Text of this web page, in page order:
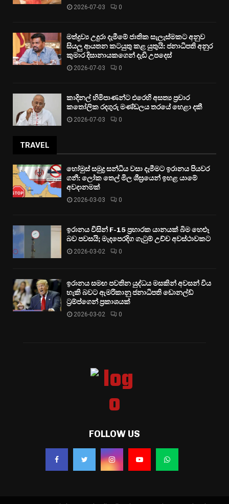
2026-07-03 0
මත්ද්‍රව්‍ය උදුරා දැමීමේ ජාතික සැලැස්මකට අනුව
සියලු ආයතන කටයුතු කළ යුතුයි: ජනාධිපති අනුර
කුමාර දිසානායකගෙන් දැඩි උපදෙස්
2026-07-03 0
කාදිනල් හිමිපාණන්ට එරෙහි අසත්‍ය ප්‍රචාර
කතෝලික රදගුරු මණ්ඩලය තරයේ හෙළා දකී
2026-07-03 0
TRAVEL
හෝමුස් සමුද්‍ර සන්ධිය වසා දැමීමට ඉරානය පියවර
ගනී: ලෝක තෙල් මිල ශීඝ්‍රයෙන් ඉහළ යාමේ
අවදානමක්
2026-03-03 0
ඉරානය විසින් F-15 ප්‍රහාරක යානයක් බිම හෙළූ
බව පවසයි; මැදපෙරදිග ගැටුම් උච්ච අවස්ථාවකට
2026-03-02 0
ඉරානය සමඟ පවතින යුද්ධය මසකින් අවසන් විය
හැකි බවට ඇමරිකානු ජනාධිපති ඩොනල්ඩ්
ට්‍රම්ප්ගෙන් ප්‍රකාශයක්
2026-03-02 0
FOLLOW US